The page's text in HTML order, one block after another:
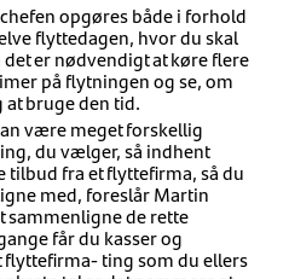
opgøres både i forhold
flyttedagen, hvor du skal
er nødvendigt at køre flere
på flytningen og se, om
bruge den tid.
være meget forskellig
du vælger, så indhent
fra et flyttefirma, så du
med, foreslår Martin
sammenligne de rette
får du kasser og
flyttefirma- ting som du ellers